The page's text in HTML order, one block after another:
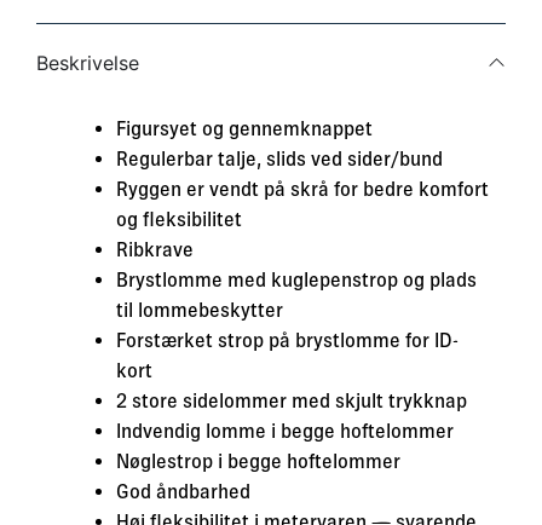
Beskrivelse
Figursyet og gennemknappet
Regulerbar talje, slids ved sider/bund
Ryggen er vendt på skrå for bedre komfort
og fleksibilitet
Ribkrave
Brystlomme med kuglepenstrop og plads
til lommebeskytter
Forstærket strop på brystlomme for ID-
kort
2 store sidelommer med skjult trykknap
Indvendig lomme i begge hoftelommer
Nøglestrop i begge hoftelommer
God åndbarhed